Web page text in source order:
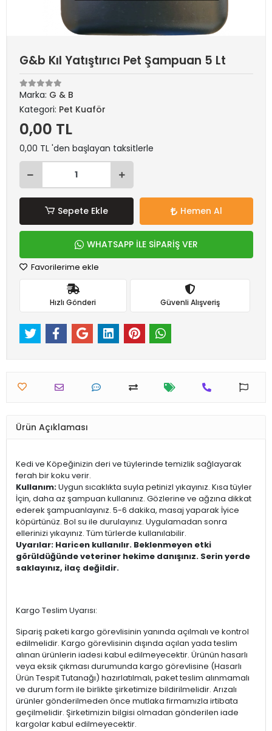
G&b Kıl Yatıştırıcı Pet Şampuan 5 Lt
Marka: G & B
Kategori: Pet Kuaför
0,00 TL
0,00 TL 'den başlayan taksitlerle
Sepete Ekle Hemen Al
WHATSAPP İLE SİPARİŞ VER
Favorilerime ekle
Hızlı Gönderi Güvenli Alışveriş
Ürün Açıklaması
Kedi ve Köpeğinizin deri ve tüylerinde temizlik sağlayarak
ferah bir koku verir.
Kullanım:Uygun sıcaklıkta suyla petinizl yıkayınız. Kısa tüyler
İçin, daha az şampuan kullanınız. Gözlerine ve ağzına dikkat
ederek şampuanlayınız. 5-6 dakika, masaj yaparak İyice
köpürtünüz. Bol su ile durulayınız. Uygulamadan sonra
ellerinizi yıkayınız. Tüm türlerde kullanılabilir.
Uyarılar: Haricen kullanılır. Beklenmeyen etki
görüldüğünde veteriner hekime danışınız. Serin yerde
saklayınız, ilaç değildir.
Kargo Teslim Uyarısı:
Sipariş paketi kargo görevlisinin yanında açılmalı ve kontrol
edilmelidir. Kargo görevlisinin dışında açılan yada teslim
alınan ürünlerin iadesi kabul edilmeyecektir. Ürünün hasarlı
veya eksik çıkması durumunda kargo görevlisine (Hasarlı
Ürün Tespit Tutanağı) hazırlatılmalı, paket teslim alınmamalı
ve durum form ile birlikte şirketimize bildirilmelidir. Arızalı
ürünler gönderilmeden önce mutlaka firmamızla irtibata
geçilmelidir. Şirketimizin bilgisi olmadan gönderilen iade
kargolar kabul edilmeyecektir.